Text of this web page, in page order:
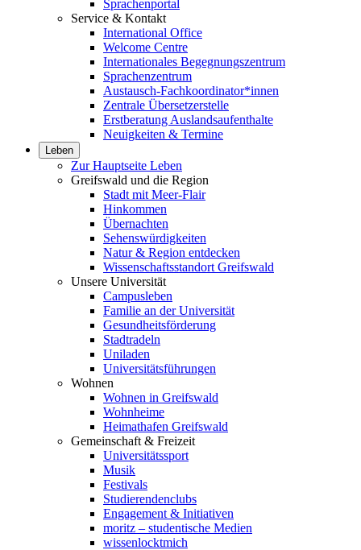
Sprachenportal
Service & Kontakt
International Office
Welcome Centre
Internationales Begegnungszentrum
Sprachenzentrum
Austausch-Fachkoordinator*innen
Zentrale Übersetzerstelle
Erstberatung Auslandsaufenthalte
Neuigkeiten & Termine
Leben
Zur Hauptseite Leben
Greifswald und die Region
Stadt mit Meer-Flair
Hinkommen
Übernachten
Sehenswürdigkeiten
Natur & Region entdecken
Wissenschaftsstandort Greifswald
Unsere Universität
Campusleben
Familie an der Universität
Gesundheitsförderung
Stadtradeln
Uniladen
Universitätsführungen
Wohnen
Wohnen in Greifswald
Wohnheime
Heimathafen Greifswald
Gemeinschaft & Freizeit
Universitätssport
Musik
Festivals
Studierendenclubs
Engagement & Initiativen
moritz – studentische Medien
wissenlocktmich